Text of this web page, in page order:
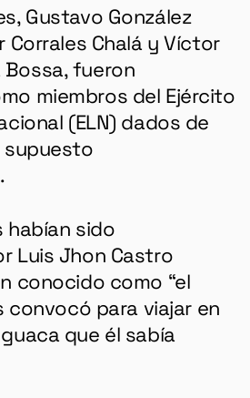
Gustavo González
Corrales Chalá y Víctor
fueron
miembros del Ejército
(ELN) dados de
supuesto
habían sido
Luis Jhon Castro
conocido como “el
convocó para viajar en
que él sabía